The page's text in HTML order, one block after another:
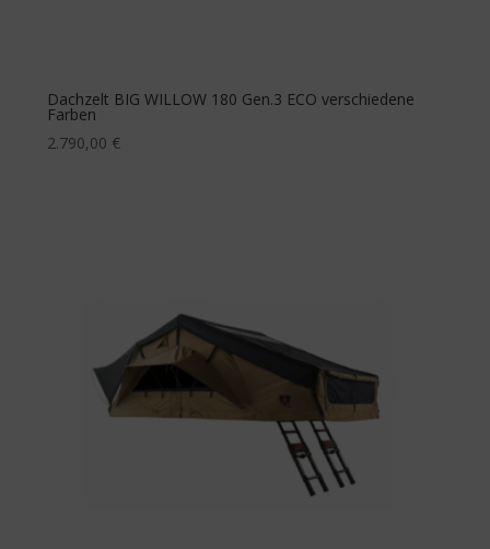
Dachzelt BIG WILLOW 180 Gen.3 ECO verschiedene
Farben
2.790,00 €